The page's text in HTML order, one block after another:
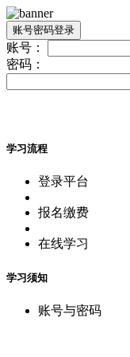
账号密码登录
账号：
密码：
学习流程
登录平台
报名缴费
在线学习
学习须知
账号与密码